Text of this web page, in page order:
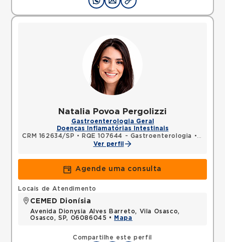
Natalia Povoa Pergolizzi
Gastroenterologia Geral
Doenças Inflamatórias Intestinais
CRM 162634/SP • RQE 107644 - Gastroenterologia •
Ver perfil
Agende uma consulta
Compartilhe este perfil
Locais de Atendimento
CEMED Dionísia
Avenida Dionysia Alves Barreto, Vila Osasco,
Osasco, SP, 06086045 •
Mapa